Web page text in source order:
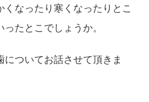
くなったり寒くなったりとこ
たとこでしょうか。
ついてお話させて頂きま